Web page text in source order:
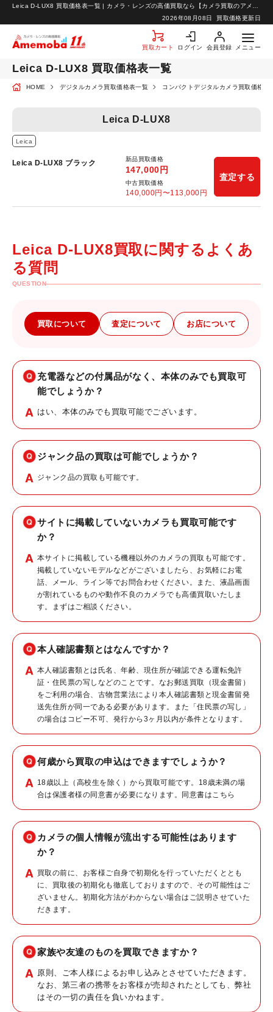
2026年08月08日 買取価格更新日
買取カート ログイン 会員登録 メニュー
お問い合わせ
Leica D-LUX8 買取価格表一覧
HOME デジタルカメラ買取価格表一覧 コンパクトデジタルカメラ買取価格表
Leica D-LUX8
Leica
Leica D-LUX8 ブラック 新品買取価格
147,000 円
中古買取価格
140,000円〜113,000 円
査定する
Leica D-LUX8買取に関するよくあ
る質問
QUESTION
買取について 査定について お店について
充電器などの付属品がなく、本体のみでも買取可
能でしょうか？
はい、本体のみでも買取可能でございます。
ジャンク品の買取は可能でしょうか？
ジャンク品の買取も可能です。
サイトに掲載していないカメラも買取可能です
か？
本サイトに掲載している機種以外のカメラの買取も可能です。
掲載していないモデルなどがございましたら、お気軽にお電
話、メール、ライン等でお問合わせください。また、液晶画面
が割れているものや動作不良のカメラでも高価買取いたしま
す。まずはご相談ください。
本人確認書類とはなんですか？
本人確認書類とは氏名、年齢、現住所が確認できる運転免許
証・住民票の写しなどのことです。なお郵送買取（現金書留）
をご利用の場合、古物営業法により本人確認書類と現金書留発
送先住所が同一である必要があります。また「住民票の写し」
の場合はコピー不可、発行から3ヶ月以内が条件となります。
何歳から買取の申込はできますでしょうか？
18歳以上（高校生を除く）から買取可能です。18歳未満の場
合は保護者様の同意書が必要になります。同意書は こちら
カメラの個人情報が流出する可能性はあります
か？
買取の前に、お客様ご自身で初期化を行っていただくととも
に、買取後の初期化も徹底しておりますので、その可能性はご
ざいません。初期化方法がわからない場合はご説明させていた
だきます。
家族や友達のものを買取できますか？
原則、ご本人様によるお申し込みとさせていただきます。
なお、第三者の携帯をお客様が売却されたとしても、弊社
はその一切の責任を負いかねます。